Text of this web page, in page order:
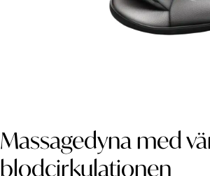
Massagedyna med
blodcirkulationen